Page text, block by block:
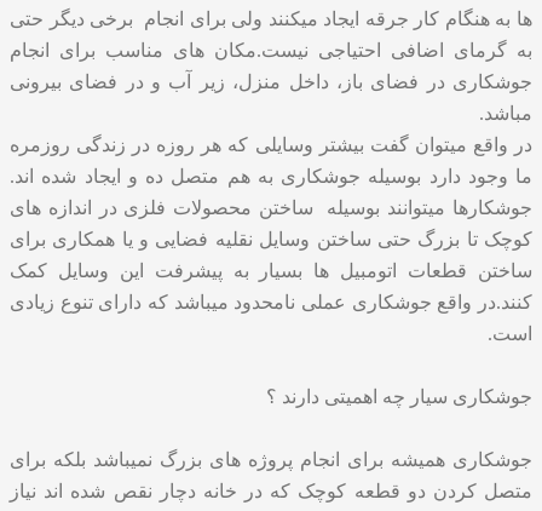
ها به هنگام کار جرقه ایجاد میکنند ولی برای انجام برخی دیگر حتی
به گرمای اضافی احتیاجی نیست.مکان های مناسب برای انجام
جوشکاری در فضای باز، داخل منزل، زیر آب و در فضای بیرونی
مباشد.
در واقع میتوان گفت بیشتر وسایلی ‌که هر روزه در زندگی روزمره
ما وجود دارد بوسیله جوشکاری به هم متصل ده و ایجاد شده اند.
جوشکارها میتوانند بوسیله ساختن محصولات فلزی در اندازه های
کوچک تا بزرگ حتی ساختن وسایل نقلیه فضایی و یا همکاری برای
ساختن قطعات اتومبیل ها بسیار به پیشرفت این وسایل کمک
کنند.در واقع جوشکاری عملی نامحدود میباشد که دارای تنوع زیادی
است.
جوشکاری سیار چه اهمیتی دارند ؟
جوشکاری همیشه برای انجام پروژه های بزرگ نمیباشد بلکه برای
متصل کردن دو قطعه کوچک که در خانه دچار نقص شده اند نیاز